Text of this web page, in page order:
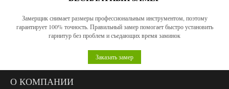
Замерщик снимает размеры профессиональным инструментом, поэтому
гарантирует 100% точность. Правильный замер помогает быстро установить
гарнитур без проблем и съедающих время заминок
Заказать замер
О КОМПАНИИ